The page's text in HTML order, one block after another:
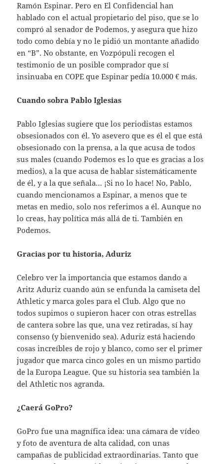
Ramón Espinar. Pero en El Confidencial han
hablado con el actual propietario del piso, que se lo
compró al senador de Podemos, y asegura que hizo
todo como debía y no le pidió un montante añadido
en “B”. No obstante, en Vozpópuli recogen el
testimonio de un posible comprador que sí
insinuaba en COPE que Espinar pedía 10.000 € más.
Cuando sobra Pablo Iglesias
Pablo Iglesias sugiere que los periodistas estamos
obsesionados con él. Yo asevero que es él el que está
obsesionado con la prensa, a la que acusa de todos
sus males (cuando Podemos es lo que es gracias a los
medios), a la que acusa de hablar sistemáticamente
de él, y a la que señala… ¡Si no lo hace! No, Pablo,
cuando mencionamos a Espinar, a menos que te
metas en medio, solo nos referimos a él. Aunque no
lo creas, hay política más allá de ti. También en
Podemos.
Gracias por tu historia, Aduriz
Celebro ver la importancia que estamos dando a
Aritz Aduriz cuando aún se enfunda la camiseta del
Athletic y marca goles para el Club. Algo que no
todos supimos o supieron hacer con otras estrellas
de cantera sobre las que, una vez retiradas, sí hay
consenso (y bienvenido sea). Aduriz está haciendo
cosas increíbles de rojo y blanco, como ser el primer
jugador que marca cinco goles en un mismo partido
de la Europa League. Que su historia sea también la
del Athletic nos agranda.
¿Caerá GoPro?
GoPro fue una magnífica idea: una cámara de vídeo
y foto de aventura de alta calidad, con unas
campañas de publicidad extraordinarias. Tanto que